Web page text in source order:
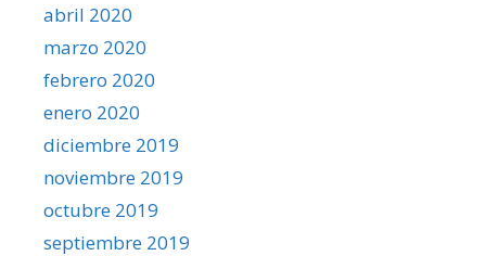
abril 2020
marzo 2020
febrero 2020
enero 2020
diciembre 2019
noviembre 2019
octubre 2019
septiembre 2019